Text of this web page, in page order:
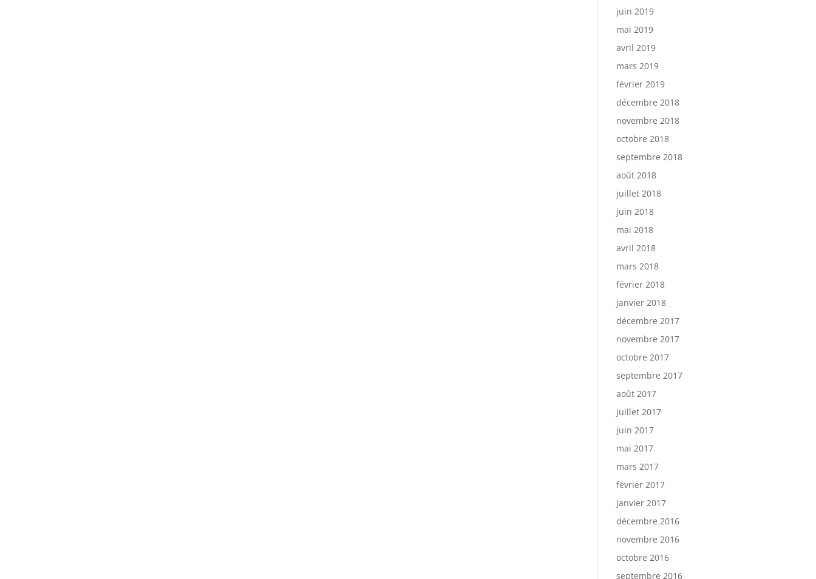
juin 2019
mai 2019
avril 2019
mars 2019
février 2019
décembre 2018
novembre 2018
octobre 2018
septembre 2018
août 2018
juillet 2018
juin 2018
mai 2018
avril 2018
mars 2018
février 2018
janvier 2018
décembre 2017
novembre 2017
octobre 2017
septembre 2017
août 2017
juillet 2017
juin 2017
mai 2017
mars 2017
février 2017
janvier 2017
décembre 2016
novembre 2016
octobre 2016
septembre 2016